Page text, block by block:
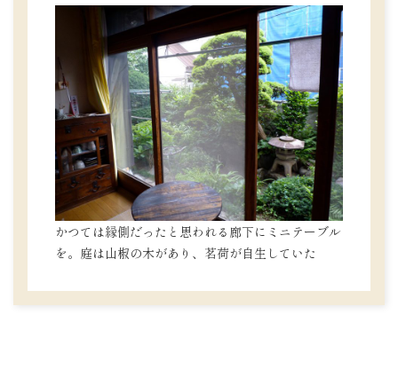
かつては縁側だったと思われる廊下にミニテーブル
を。庭は山椒の木があり、茗荷が自生していた